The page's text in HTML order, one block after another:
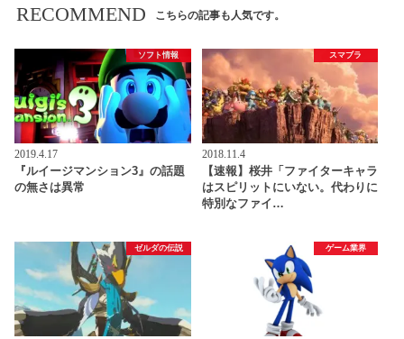
RECOMMEND こちらの記事も人気です。
ソフト情報
2019.4.17
『ルイージマンション3』の話題
の無さは異常
スマブラ
2018.11.4
【速報】桜井「ファイターキャラ
はスピリットにいない。代わりに
特別なファイ…
ゼルダの伝説 ゲーム業界